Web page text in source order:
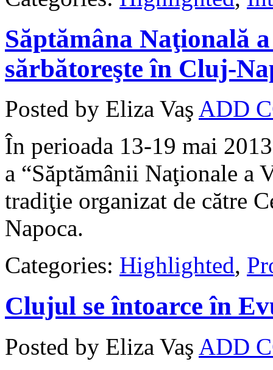
Săptămâna Naţională
sărbătoreşte în Cluj-
Posted by Eliza Vaş ADD
În perioada 13-19 mai
a “Săptămânii Naţionale a
tradiţie organizat de către
Napoca.
Categories: Highlighted,
Clujul se întoarce în
Posted by Eliza Vaş ADD